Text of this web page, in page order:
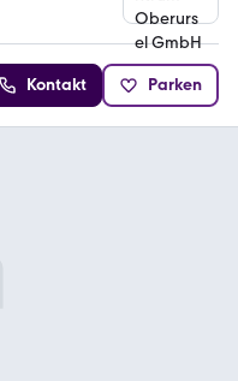
Kontakt Parken